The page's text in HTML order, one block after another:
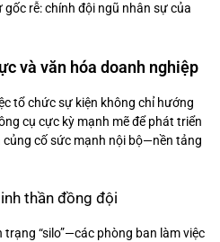
rễ: chính đội ngũ nhân sự của
và văn hóa doanh nghiệp
tổ chức sự kiện không chỉ hướng
cụ cực kỳ mạnh mẽ để phát triển
cố sức mạnh nội bộ—nền tảng
thần đồng đội
“silo”—các phòng ban làm việc